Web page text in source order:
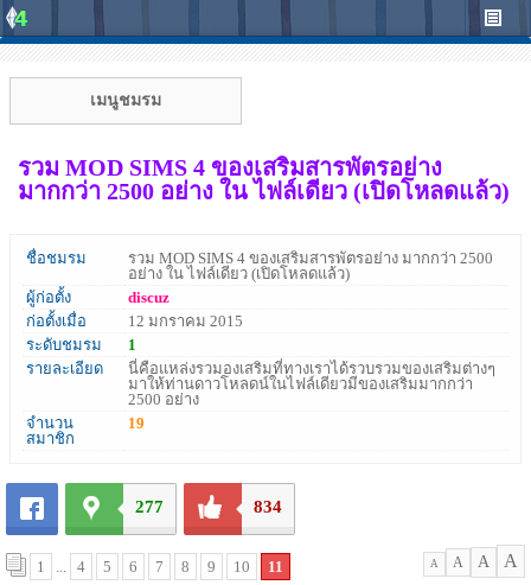
เมนูชมรม
รวม MOD SIMS 4 ของเสริมสารพัตรอย่าง
มากกว่า 2500 อย่าง ใน ไฟล์เดียว (เปิดโหลดแล้ว)
ชื่อชมรม
รวม MOD SIMS 4 ของเสริมสารพัตรอย่าง มากกว่า 2500
อย่าง ใน ไฟล์เดียว (เปิดโหลดแล้ว)
ผู้ก่อตั้ง
discuz
ก่อตั้งเมื่อ
12 มกราคม 2015
ระดับชมรม
1
รายละเอียด
นี่คือแหล่งรวมองเสริมที่ทางเราได้รวบรวมของเสริมต่างๆ
มาให้ท่านดาวโหลดน์ในไฟล์เดียวมีของเสริมมากกว่า
2500 อย่าง
จำนวน
สมาชิก
19
277 834
1 ... 4 5 6 7 8 9 10 11 A A A A